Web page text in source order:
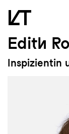
Zum
Zum Footer
Edith
Inspizientin